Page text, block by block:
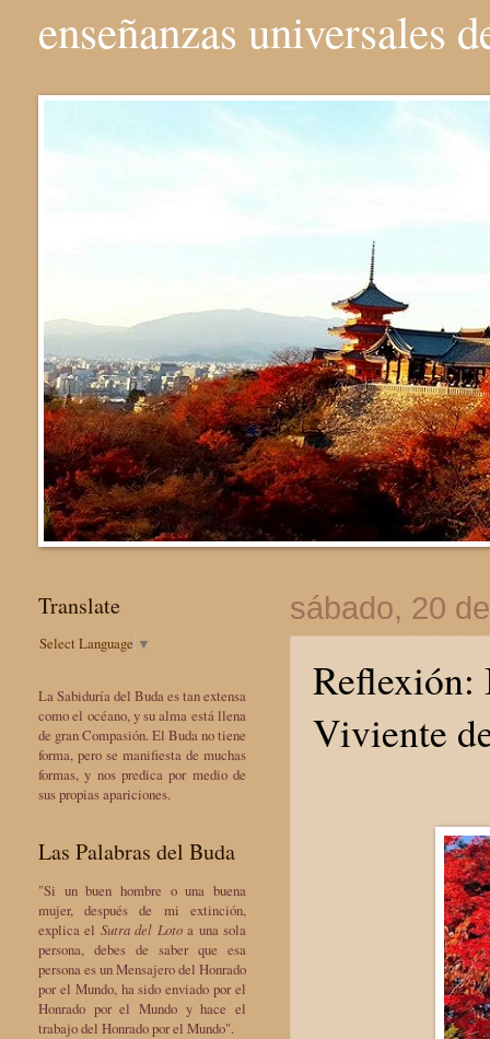
enseñanzas universales
sábado, 20
Reflexión:
Viviente
Translate
Select Language ▼
La Sabiduría del Buda es tan extensa
como el océano, y su alma está llena
de gran Compasión. El Buda no tiene
forma, pero se manifiesta de muchas
formas, y nos predica por medio de
sus propias apariciones.
Las Palabras del Buda
"Si un buen hombre o una buena
mujer, después de mi extinción,
explica el Sutra del Lotoa una sola
persona, debes de saber que esa
persona es un Mensajero del Honrado
por el Mundo, ha sido enviado por el
Honrado por el Mundo y hace el
trabajo del Honrado por el Mundo".